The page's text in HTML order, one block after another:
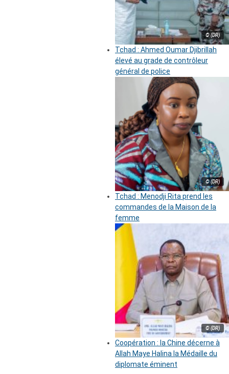
© (DR)
Tchad : Ahmed Oumar Djibrillah
élevé au grade de contrôleur
général de police
© (DR)
Tchad : Menodji Rita prend les
commandes de la Maison de la
femme
© (DR)
Coopération : la Chine décerne à
Allah Maye Halina la Médaille du
diplomate éminent